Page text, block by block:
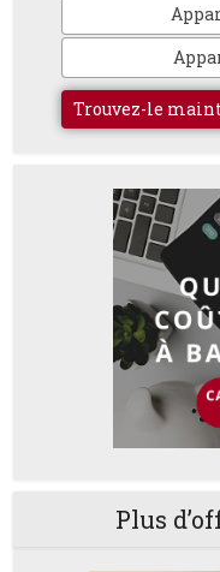
Trouvez-le
Plus